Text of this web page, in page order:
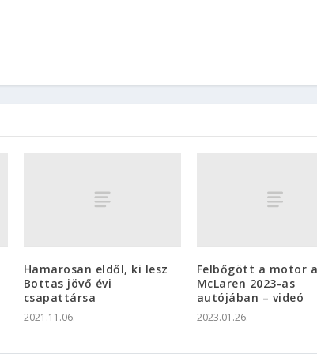
Hamarosan eldől, ki lesz
Bottas jövő évi
csapattársa
2021.11.06.
Felbőgött a motor
McLaren 2023-as
autójában – videó
2023.01.26.